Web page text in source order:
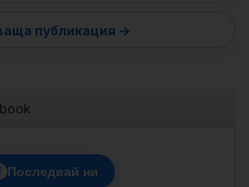
Последвай ни